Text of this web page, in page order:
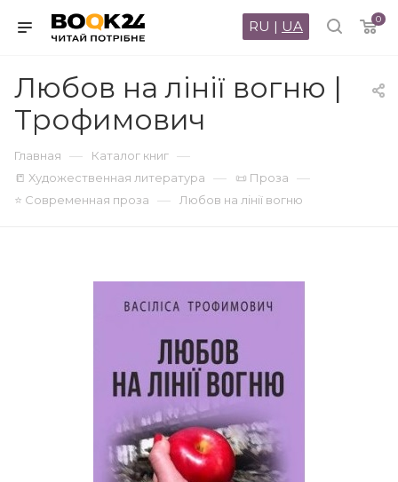
0
RU | UA
Любов на лінії вогню |
Трофимович
Главная — Каталог книг —
📒 Художественная литература — 📜 Проза —
⭐ Современная проза — Любов на лінії вогню